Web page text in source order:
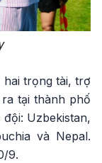
hai trọng tài, trợ
tại thành phố
Uzbekistan,
và Nepal.
9.